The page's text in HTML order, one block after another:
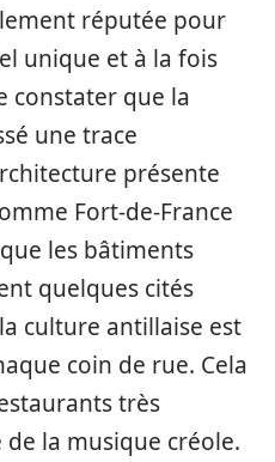
réputée pour
unique et à la fois
constater que la
une trace
présente
Fort-de-France
les bâtiments
quelques cités
culture antillaise est
coin de rue. Cela
très
la musique créole.